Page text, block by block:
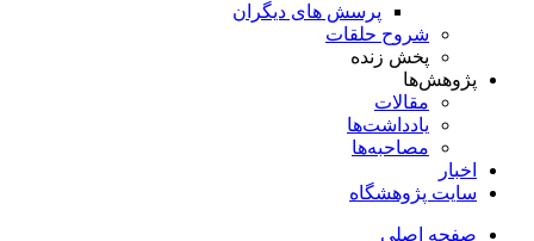
پرسش های دیگران
شروح حلقات
پخش زنده
پژوهش‌ها
مقالات
یادداشت‌ها
مصاحبه‌ها
اخبار
سایت پژوهشگاه
صفحه اصلی